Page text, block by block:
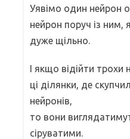
Уявімо один нейрон
нейрон поруч із ним,
дуже щільно.
І якщо відійти трохи
ці ділянки, де
нейронів,
то вони
сіруватими.